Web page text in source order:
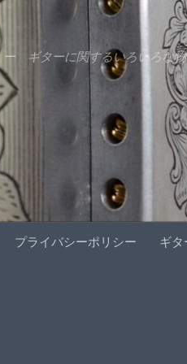
ギターに関するいろいろな
プライバシーポリシー ギ